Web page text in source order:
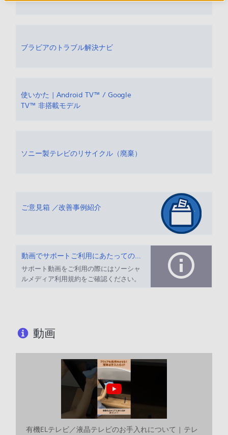
ブラビアのトラブル解決ナビ
使いかた | Android TV™ / Google
TV™ 非搭載モデル
ソニー製テレビのリサイクル（廃棄）
ご意見箱 ／改善事例紹介
動画でサポートご利用にあたってのお願い
サポート動画をご利用の際にはソーシャ
ルメディア利用規約をご確認ください。
動画
有機ELテレビ／液晶テレビのお手入れについて | テレ